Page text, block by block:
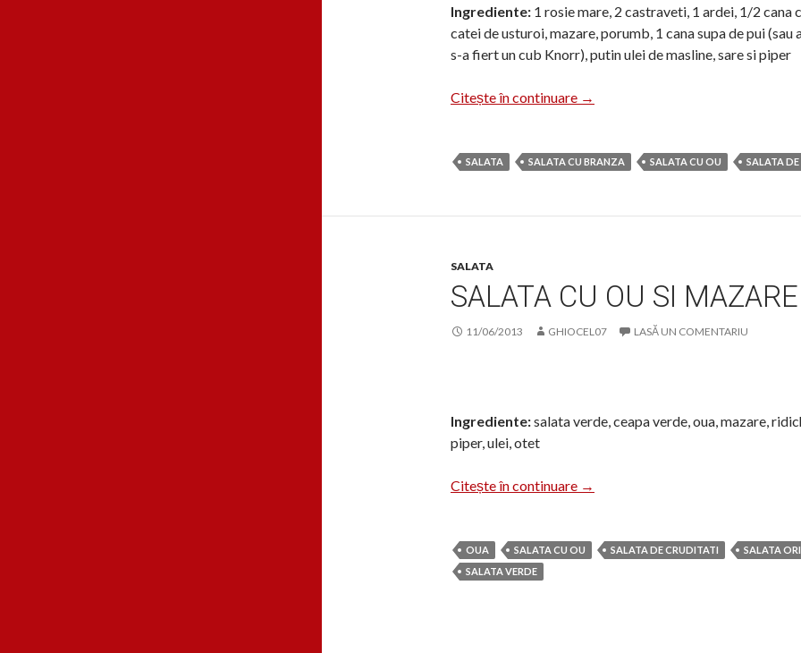
Ingrediente: 1 rosie mare, 2 castraveti, 1 ardei, 1/2 cana
catei de usturoi, mazare, porumb, 1 cana supa de pui (sau
s-a fiert un cub Knorr), putin ulei de masline, sare si piper
Citește în continuare Salata cu cus-cus
→
SALATA SALATA CU BRANZA SALATA CU OU SALATA
SALATA
SALATA CU OU SI MAZARE
11/06/2013 GHIOCEL07 LASĂ UN COMENTARIU
Ingrediente:salata verde, ceapa verde, oua, mazare,
piper, ulei, otet
Citește în continuare Salata cu ou si mazare
→
OUA SALATA CU OU SALATA DE CRUDITATI
SALATA
SALATA VERDE